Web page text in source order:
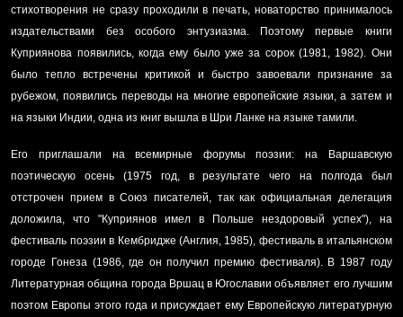
стихотворения не сразу проходили в печать, новаторство принималось
издательствами без особого энтузиазма. Поэтому первые книги
Куприянова появились, когда ему было уже за сорок (1981, 1982). Они
было тепло встречены критикой и быстро завоевали признание за
рубежом, появились переводы на многие европейские языки, а затем и
на языки Индии, одна из книг вышла в Шри Ланке на языке тамили.
Его приглашали на всемирные форумы поэзии: на Варшавскую
поэтическую осень (1975 год, в результате чего на полгода был
отстрочен прием в Союз писателей, так как официальная делегация
доложила, что "Куприянов имел в Польше нездоровый успех"), на
фестиваль поэзии в Кембридже (Англия, 1985), фестиваль в итальянском
городе Гонеза (1986, где он получил премию фестиваля). В 1987 году
Литературная община города Вршац в Югославии объявляет его лучшим
поэтом Европы этого года и присуждает ему Европейскую литературную